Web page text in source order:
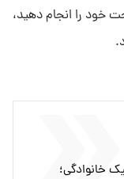
خود را انجام دهید،
خانوادگی؛